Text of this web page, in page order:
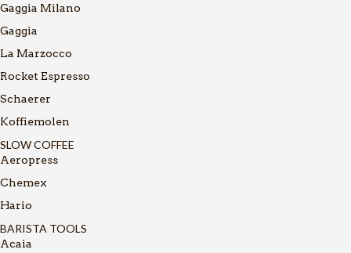
Gaggia Milano
Gaggia
La Marzocco
Rocket Espresso
Schaerer
Koffiemolen
SLOW COFFEE
Aeropress
Chemex
Hario
BARISTA TOOLS
Acaia